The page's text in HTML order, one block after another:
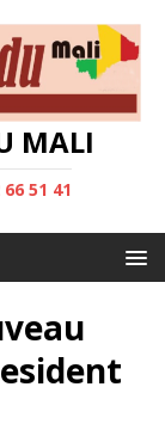
MALI
51 41